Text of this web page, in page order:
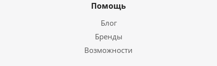
Помощь
Блог
Бренды
Возможности